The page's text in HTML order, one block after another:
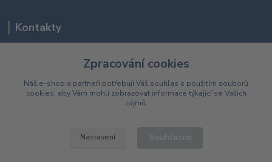
Kontakty
Zpracování cookies
Náš e-shop a partneři potřebují Váš souhlas s použitím souborů
cookies, aby Vám mohli zobrazovat informace týkající se Vašich
zájmů.
Nastavení